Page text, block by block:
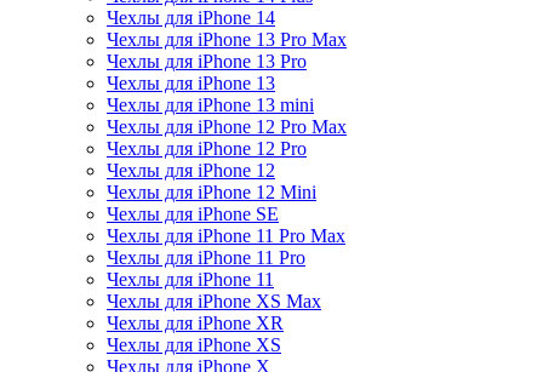
Чехлы для iPhone 14
Чехлы для iPhone 13 Pro Max
Чехлы для iPhone 13 Pro
Чехлы для iPhone 13
Чехлы для iPhone 13 mini
Чехлы для iPhone 12 Pro Max
Чехлы для iPhone 12 Pro
Чехлы для iPhone 12
Чехлы для iPhone 12 Mini
Чехлы для iPhone SE
Чехлы для iPhone 11 Pro Max
Чехлы для iPhone 11 Pro
Чехлы для iPhone 11
Чехлы для iPhone XS Max
Чехлы для iPhone XR
Чехлы для iPhone XS
Чехлы для iPhone X